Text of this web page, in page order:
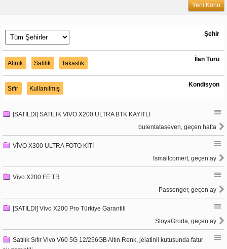
Yeni Konu
Şehir
İlan Türü
Alınık Satılık Takaslık
Kondisyon
Sıfır Kullanılmış
[SATILDI] SATILIK VİVO X200 ULTRA BTK KAYITLI
bulentataseven, geçen hafta
VİVO X300 ULTRA FOTO KİTİ
İsmailcomert, geçen ay
Vivo X200 FE TR
Passenger, geçen ay
[SATILDI] Vivo X200 Pro Türkiye Garantili
StoyaGroda, geçen ay
Satılık Sıfır Vivo V60 5G 12/256GB Altın Renk, jelatinli kutusunda fatur